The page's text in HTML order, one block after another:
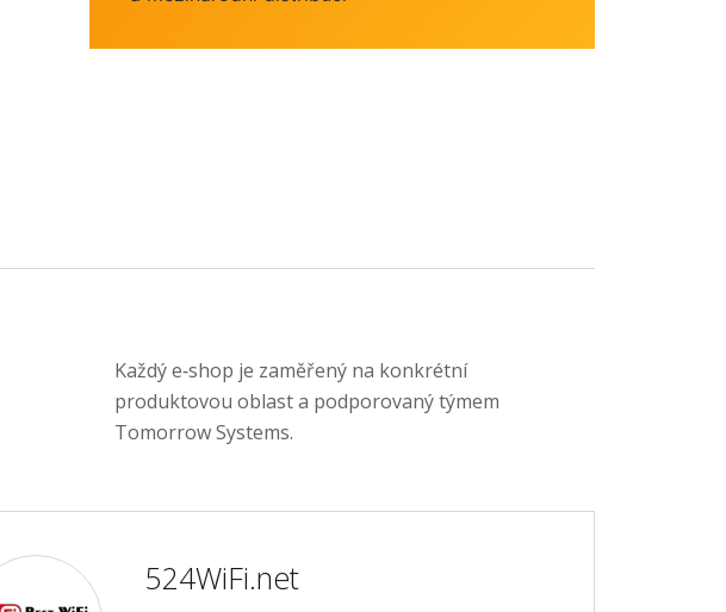
Každý e‑shop je zaměřený na konkrétní
produktovou oblast a podporovaný týmem
Tomorrow Systems.
524WiFi.net